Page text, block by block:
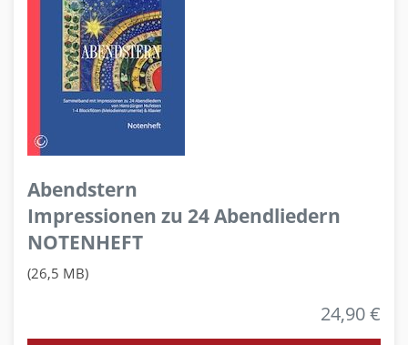
Abendstern
Impressionen zu 24 Abendliedern
NOTENHEFT
(26,5 MB)
24,90 €